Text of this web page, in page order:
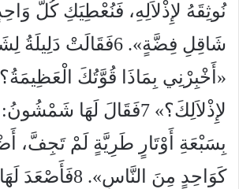
نُوثِقَهُ لإِذْلاَلِهِ، فَنُعْطِيَكِ كُلُّ
شَاقِلِ فِضَّةٍ». 6فَقَالَتْ
«أَخْبِرْنِي بِمَاذَا قُوَّتُكَ
لإِذْلاَلِكَ؟» 7فَقَالَ لَهَا
بِسَبْعَةِ أَوْتَارٍ طَرِيَّةٍ لَمْ تَجِفَّ،
كَوَاحِدٍ مِنَ النَّاسِ».